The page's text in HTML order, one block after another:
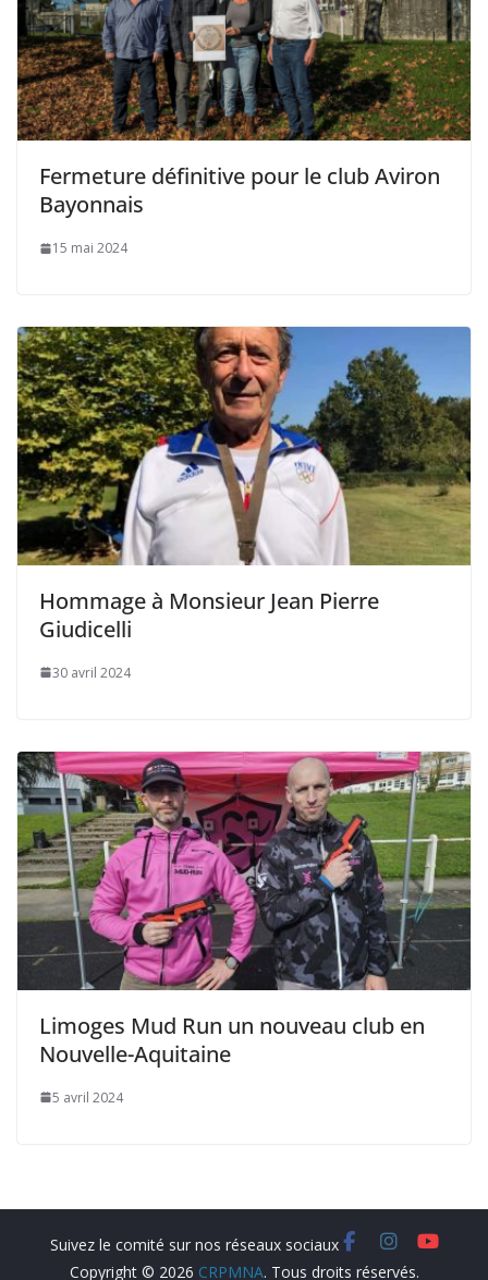
Fermeture définitive pour le club Aviron
Bayonnais
15 mai 2024
Hommage à Monsieur Jean Pierre
Giudicelli
30 avril 2024
Limoges Mud Run un nouveau club en
Nouvelle-Aquitaine
5 avril 2024
Copyright © 2026 CRPMNA. Tous droits réservés.